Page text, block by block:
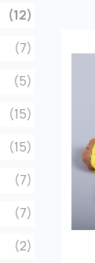
(12)
(7)
(5)
(15)
(15)
(7)
(7)
(2)